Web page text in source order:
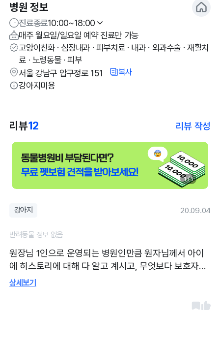
병원 정보
진료종료10:00~18:00
매주 월요일/일요일 예약 진료만 가능
고양이친화 · 심장내과 · 피부치료 · 내과 · 외과수술 · 재활치
료 · 노령동물 · 피부
서울 강남구 압구정로 151
복사
강아지미용
리뷰12 리뷰 작성
1 / 1
강아지 20.09.04
반려동물 정보 없음
원장님 1인으로 운영되는 병원인만큼 원자님께서 아이
에 히스토리에 대해 다 알고 계시고, 무엇보다 보호자가
알기 쉽게 너무 자세하게 설명해 주십니다. 방문때마다
다. 과잉진료가 없구요 카톡으로도 중간중간 경과 살펴
상세보기